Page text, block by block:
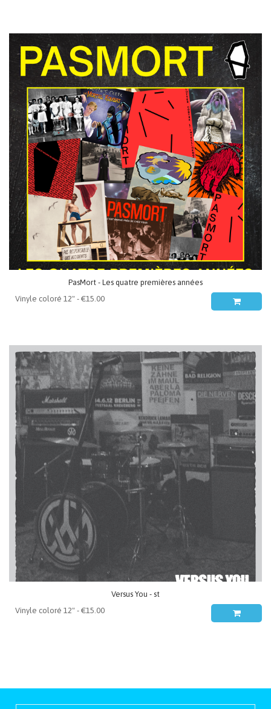
PasMort - Les quatre premières années
Versus You - st